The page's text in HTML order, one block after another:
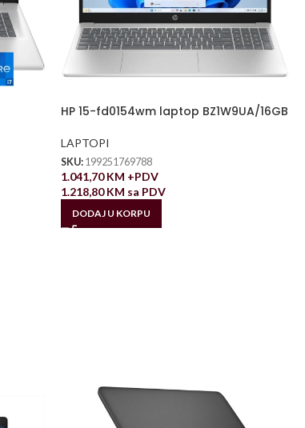
HP 15-fd0154wm laptop BZ1W9UA/16GB
LAPTOPI
SKU: 199251769788
1.041,70KM +PDV
1.218,80KM sa PDV
DODAJ U KORPU